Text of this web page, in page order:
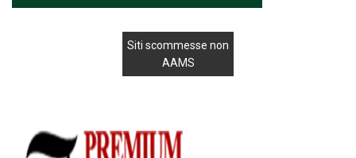
Siti scommesse non
AAMS